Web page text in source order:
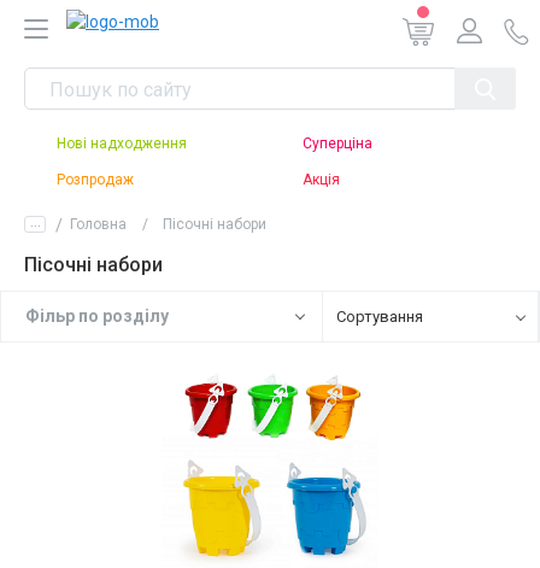
Нові надходження Суперціна
Розпродаж Акція
Головна
... Пісочні набори
Пісочні набори
Фiльр по роздiлу Сортування